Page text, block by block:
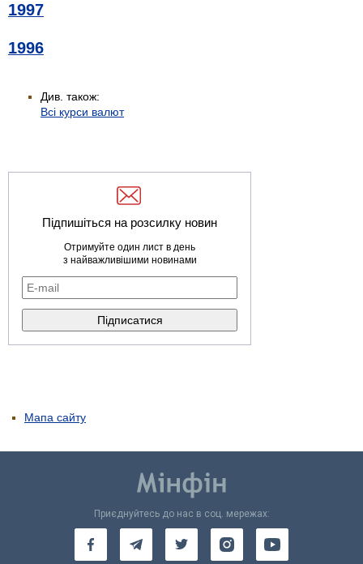
1997
1996
Див. також:
Всі курси валют
Підпишіться на розсилку новин
Отримуйте один лист в день
з найважливішими новинами
Мапа сайту
Приєднуйтесь до нас в соц. мережах: